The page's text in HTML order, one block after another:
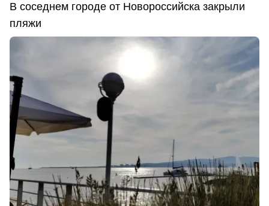
В соседнем городе от Новороссийска закрыли
пляжи